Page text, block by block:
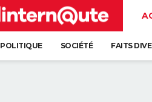
POLITIQUE SOCIÉTÉ FAITS